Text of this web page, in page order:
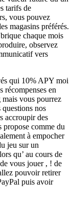
tarifs de
vous pouvez
magasins préférés.
chaque mois
observez
vers
qui 10% APY moi
récompenses en
mais vous pourrez
nos
accroupir des
propose comme du
à empocher
jeu sur un
qu’ au cours de
vous jouer , ! de
pouvoir retirer
puis avoir